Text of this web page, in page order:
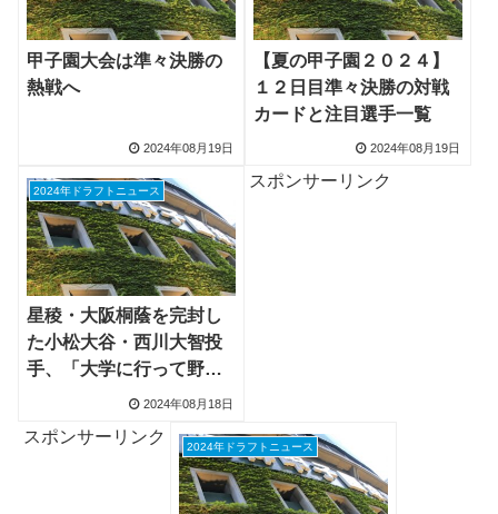
甲子園大会は準々決勝の
熱戦へ
2024年08月19日
【夏の甲子園２０２４】
１２日目準々決勝の対戦
カードと注目選手一覧
2024年08月19日
2024年ドラフトニュース
星稜・大阪桐蔭を完封し
た小松大谷・西川大智投
手、「大学に行って野球
人生につなげたい」2024年08月18日
スポンサーリンク
スポンサーリンク
2024年ドラフトニュース